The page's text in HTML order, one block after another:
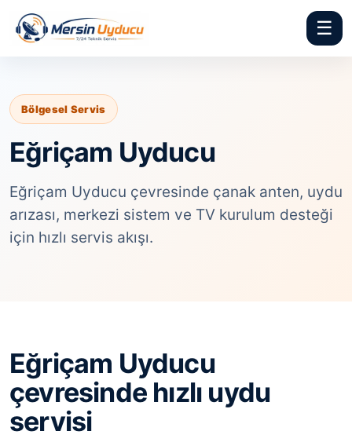
☰
Bölgesel Servis
Eğriçam Uyducu
Eğriçam Uyducu çevresinde çanak anten, uydu
arızası, merkezi sistem ve TV kurulum desteği
için hızlı servis akışı.
Eğriçam Uyducu
çevresinde hızlı uydu
servisi